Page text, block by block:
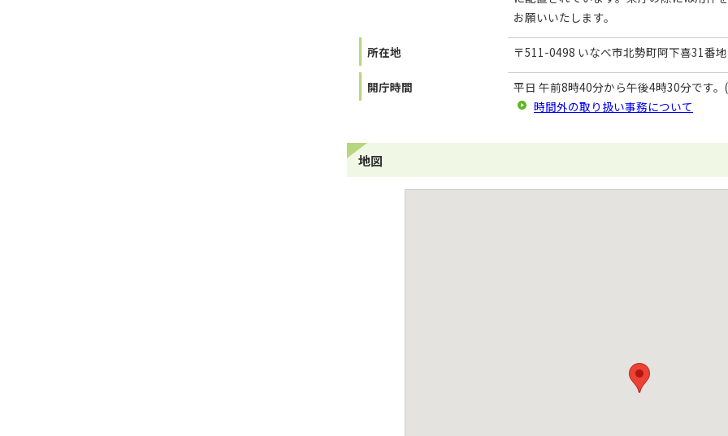
お願いいたします。
所在地 〒511-0498 いなべ市北勢町阿下喜31番地
開庁時間
平日 午前8時40分から午後4時30分です
時間外の取り扱い事務について
地図